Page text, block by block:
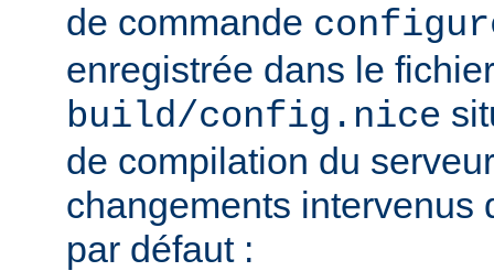
de commande
enregistrée dans le fichier
build/config.nice
de compilation du
changements intervenus
par défaut :